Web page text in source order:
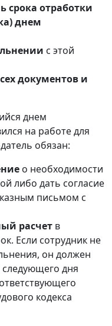
срока отработки
днем
с этой
документов и
днем
на работе для
обязан:
о необходимости
либо дать согласие
письмом с
расчет в
Если сотрудник не
он должен
дня
кодекса